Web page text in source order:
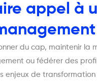
appel à
du cap, maintenir la
ou fédérer des
enjeux de